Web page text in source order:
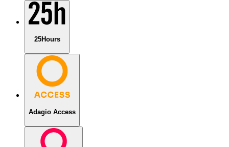
25Hours
Adagio Access